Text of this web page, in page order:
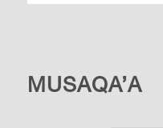
MUSAQA’A